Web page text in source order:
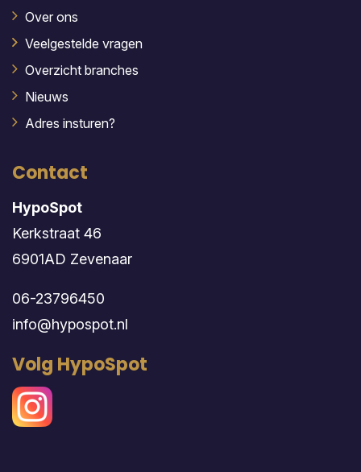
Over ons
Veelgestelde vragen
Overzicht branches
Nieuws
Adres insturen?
Contact
HypoSpot
Kerkstraat 46
6901AD Zevenaar
06-23796450
info@hypospot.nl
Volg HypoSpot